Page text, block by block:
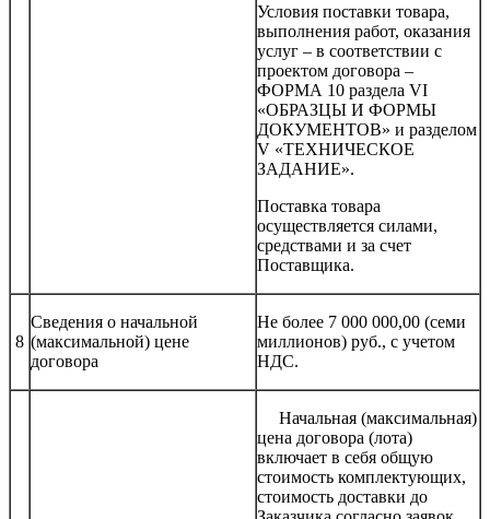
Условия поставки товара,
выполнения работ, оказания
услуг – в соответствии с
проектом договора –
ФОРМА 10 раздела VI
«ОБРАЗЦЫ И ФОРМЫ
ДОКУМЕНТОВ» и разделом
V «ТЕХНИЧЕСКОЕ
ЗАДАНИЕ».
Поставка товара
осуществляется силами,
средствами и за счет
Поставщика.
8
Сведения о начальной
(максимальной) цене
договора
Не более 7 000 000,00 (семи
миллионов) руб., с учетом
НДС.
Начальная (максимальная)
цена договора (лота)
включает в себя общую
стоимость комплектующих,
стоимость доставки до